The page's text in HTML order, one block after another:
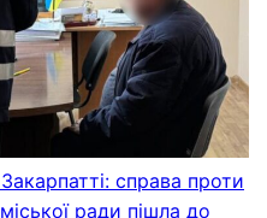
справа проти
ради пішла до